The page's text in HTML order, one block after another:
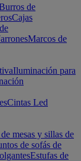
de
Cajas
Marcos de
Iluminación para
Cintas Led
mesas y sillas de
de sofás de
Estufas de